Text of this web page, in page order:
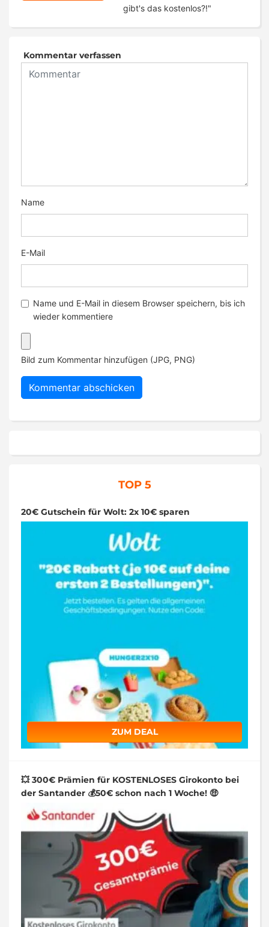
gibt's das kostenlos?!"
Kommentar verfassen
Name
E-Mail
Name und E-Mail in diesem Browser speichern, bis ich
wieder kommentiere
Bild zum Kommentar hinzufügen (JPG, PNG)
TOP 5
20€ Gutschein für Wolt: 2x 10€ sparen
ZUM DEAL
💥 300€ Prämien für KOSTENLOSES Girokonto bei
der Santander 💰50€ schon nach 1 Woche! 🤑